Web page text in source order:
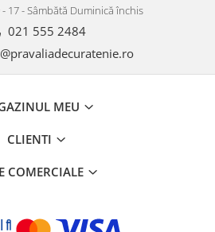
17 - Sâmbătă Duminică închis
021 555 2484
MEU
CLIENTI
COMERCIALE